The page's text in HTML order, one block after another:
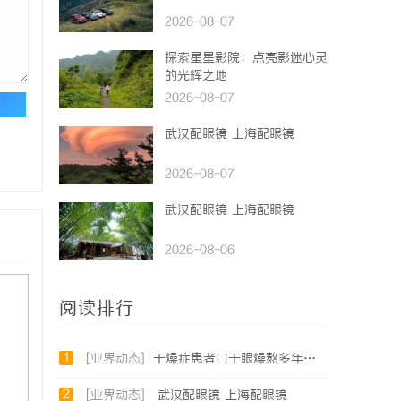
2026-08-07
探索星星影院：点亮影迷心灵
的光辉之地
2026-08-07
武汉配眼镜 上海配眼镜
2026-08-07
武汉配眼镜 上海配眼镜
2026-08-06
阅读排行
1 [业界动态] 干燥症患者口干眼燥熬多年，一个周期缓过来？老中医：一张辨证方对症，身体找回津液
2 [业界动态] 武汉配眼镜 上海配眼镜